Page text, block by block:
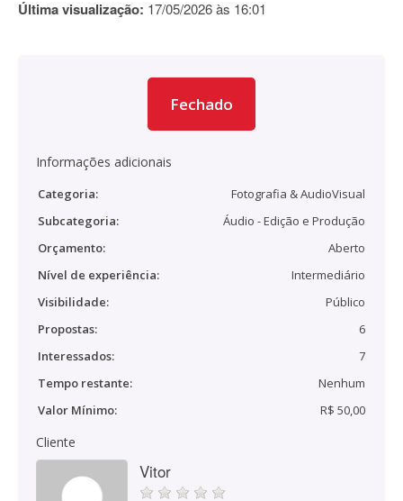
Última visualização: 17/05/2026 às 16:01
Fechado
Informações adicionais
Categoria:
Fotografia & AudioVisual
Subcategoria:
Áudio - Edição e Produção
Orçamento:
Aberto
Nível de experiência:
Intermediário
Visibilidade:
Público
Propostas:
6
Interessados:
7
Tempo restante:
Nenhum
Valor Mínimo:
R$ 50,00
Cliente
Vitor